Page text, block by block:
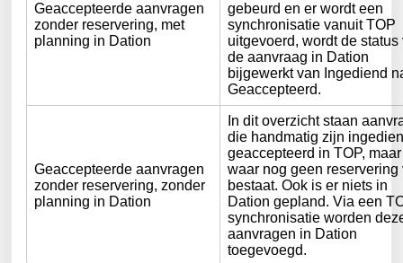
Geaccepteerde aanvragen
zonder reservering, met
planning in Dation
gebeurd en er wordt een
synchronisatie vanuit TOP
uitgevoerd, wordt de
de aanvraag in Dation
bijgewerkt van Ingediend
Geaccepteerd.
Geaccepteerde aanvragen
zonder reservering, zonder
planning in Dation
In dit overzicht staan
die handmatig zijn
geaccepteerd in TOP,
waar nog geen
bestaat. Ook is er niets in
Dation gepland. Via een
synchronisatie worden
aanvragen in Dation
toegevoegd.